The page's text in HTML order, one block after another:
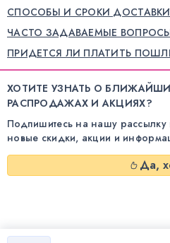
СПОСОБЫ И СРОКИ ДОСТАВКИ
ЧАСТО ЗАДАВАЕМЫЕ
ПРИДЕТСЯ ЛИ ПЛАТИТЬ
ХОТИТЕ УЗНАТЬ О
РАСПРОДАЖАХ И АКЦИЯХ?
Подпишитесь на нашу рассылку
новые скидки, акции и
Да,